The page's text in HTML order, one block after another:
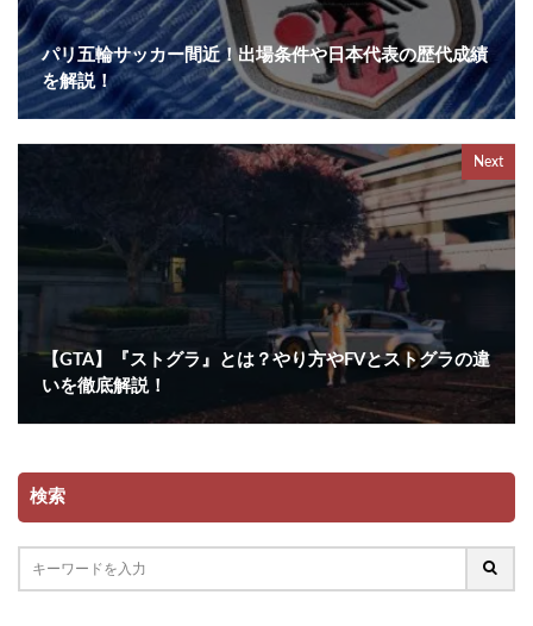
パリ五輪サッカー間近！出場条件や日本代表の歴代成績
を解説！
Next
【GTA】『ストグラ』とは？やり方やFVとストグラの違
いを徹底解説！
検索